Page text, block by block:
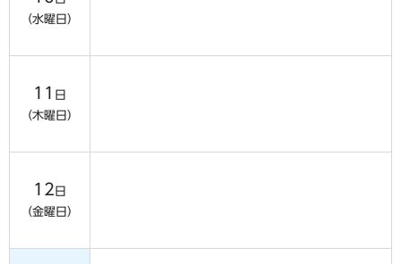
（水曜日）
11
日
（木曜日）
12 日
（金曜日）